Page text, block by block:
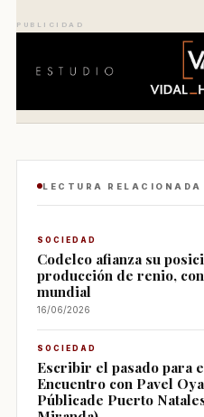
PUBLICIDAD
LECTURA RELACIONADA
SOCIEDAD
Codelco afianza su
producción de renio,
mundial
16/06/2026
SOCIEDAD
Escribir el pasado para
Encuentro con Pavel
Públicade Puerto